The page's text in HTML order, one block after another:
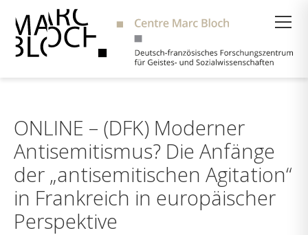
ONLINE – (DFK) Moderner
Antisemitismus? Die Anfänge
der „antisemitischen Agitation“
in Frankreich in europäischer
Perspektive